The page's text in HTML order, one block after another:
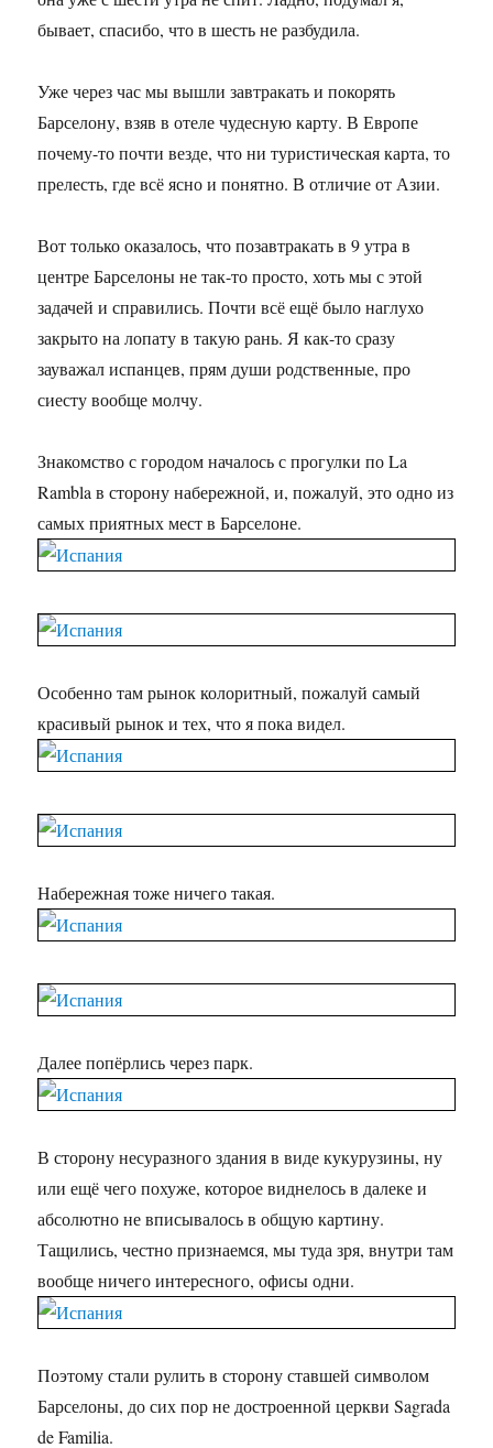
бывает, спасибо, что в шесть не разбудила.
Уже через час мы вышли завтракать и покорять
Барселону, взяв в отеле чудесную карту. В Европе
почему-то почти везде, что ни туристическая карта, то
прелесть, где всё ясно и понятно. В отличие от Азии.
Вот только оказалось, что позавтракать в 9 утра в
центре Барселоны не так-то просто, хоть мы с этой
задачей и справились. Почти всё ещё было наглухо
закрыто на лопату в такую рань. Я как-то сразу
зауважал испанцев, прям души родственные, про
сиесту вообще молчу.
Знакомство с городом началось с прогулки по La
Rambla в сторону набережной, и, пожалуй, это одно из
самых приятных мест в Барселоне.
Особенно там рынок колоритный, пожалуй самый
красивый рынок и тех, что я пока видел.
Набережная тоже ничего такая.
Далее попёрлись через парк.
В сторону несуразного здания в виде кукурузины, ну
или ещё чего похуже, которое виднелось в далеке и
абсолютно не вписывалось в общую картину.
Тащились, честно признаемся, мы туда зря, внутри там
вообще ничего интересного, офисы одни.
Поэтому стали рулить в сторону ставшей символом
Барселоны, до сих пор не достроенной церкви Sagrada
de Familia.